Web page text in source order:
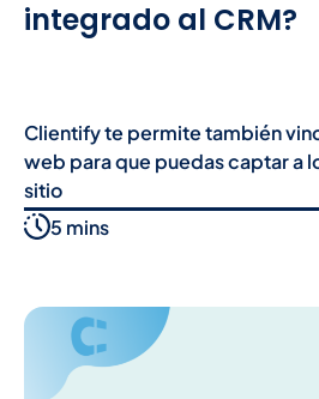
integrado al CRM?
Clientify te permite también
web para que puedas captar a
sitio
5 mins